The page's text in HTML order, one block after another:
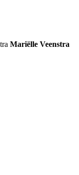
Mariëlle Veenstra